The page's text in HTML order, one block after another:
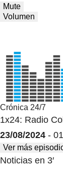
Mute
Volumen
Crónica 24/7
1x24: Radio
23/08/2024 -
Ver más
Noticias en 3′